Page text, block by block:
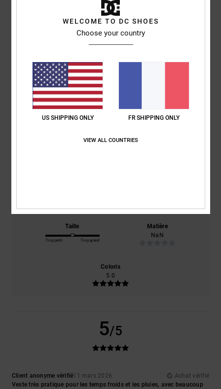
Livraison & Retours
Note moyenne
5.0 /5
Taille
Trop petit Trop grand
Matière
NaN
Coloris
5.0
5/5
Client anonyme vérifié11 mars 2026
Achat vérifié
Veste très pratique pour les temps froids et les pluies, avec beaucoup
WELCOME TO DC SHOES
Choose your country
US SHIPPING ONLY FR SHIPPING ONLY
VIEW ALL COUNTRIES